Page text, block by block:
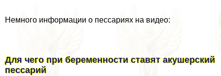
Немного информации о пессариях на видео:
Для чего при беременности ставят акушерский
пессарий